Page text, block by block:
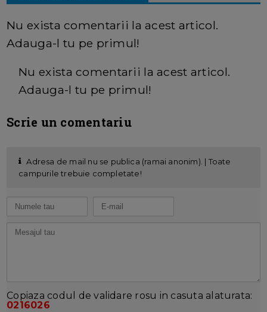
Nu exista comentarii la acest articol.
Adauga-l tu pe primul!
Nu exista comentarii la acest articol.
Adauga-l tu pe primul!
Scrie un comentariu
Adresa de mail nu se publica (ramai anonim). | Toate
campurile trebuie completate!
Copiaza codul de validare rosu in casuta alaturata:
0216026